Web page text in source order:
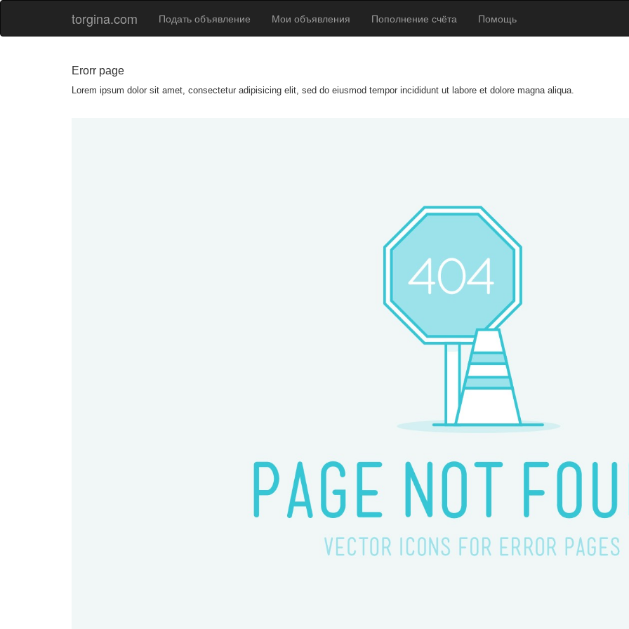
torgina.com Подать объявление Мои объявления Пополнение счёта Помощь
Erorr page
Lorem ipsum dolor sit amet, consectetur adipisicing elit, sed do eiusmod tempor incididunt ut labore et dolore magna aliqua.